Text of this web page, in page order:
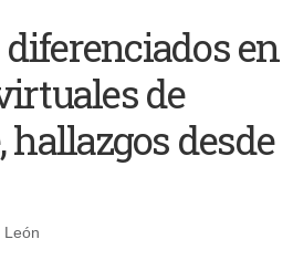
en
de
hallazgos desde
León